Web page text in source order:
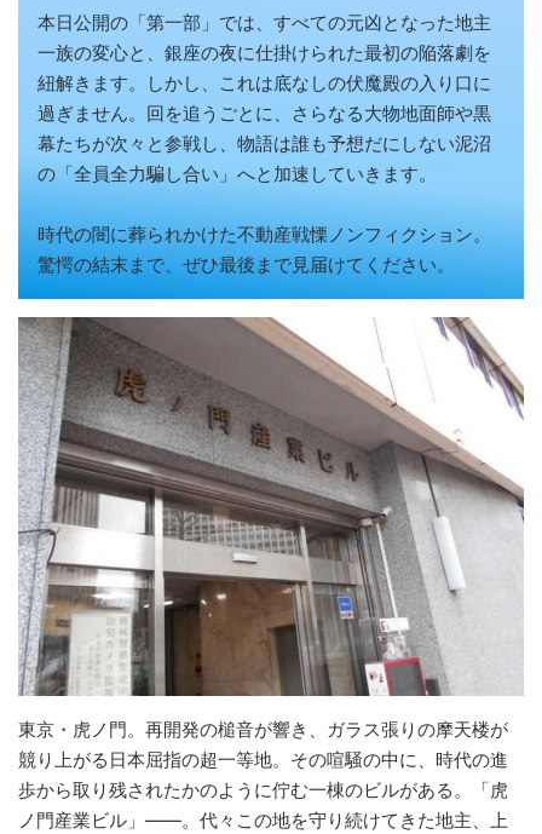
本日公開の「第一部」では、すべての元凶となった地主
一族の変心と、銀座の夜に仕掛けられた最初の陥落劇を
紐解きます。しかし、これは底なしの伏魔殿の入り口に
過ぎません。回を追うごとに、さらなる大物地面師や黒
幕たちが次々と参戦し、物語は誰も予想だにしない泥沼
の「全員全力騙し合い」へと加速していきます。
時代の闇に葬られかけた不動産戦慄ノンフィクション。
驚愕の結末まで、ぜひ最後まで見届けてください。
東京・虎ノ門。再開発の槌音が響き、ガラス張りの摩天楼が
競り上がる日本屈指の超一等地。その喧騒の中に、時代の進
歩から取り残されたかのように佇む一棟のビルがある。「虎
ノ門産業ビル」――。代々この地を守り続けてきた地主、上